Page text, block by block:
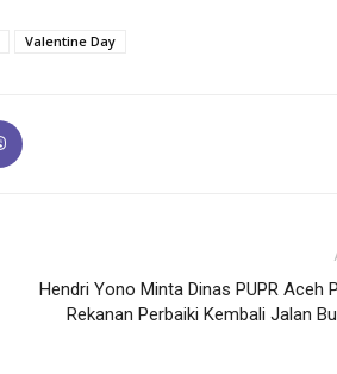
Valentine Day
Hendri Yono Minta Dinas PUPR Aceh
Rekanan Perbaiki Kembali Jalan